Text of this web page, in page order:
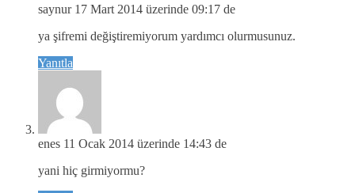
saynur 17 Mart 2014 üzerinde 09:17 de
ya şifremi değiştiremiyorum yardımcı olurmusunuz.
Yanıtla
enes 11 Ocak 2014 üzerinde 14:43 de
yani hiç girmiyormu?